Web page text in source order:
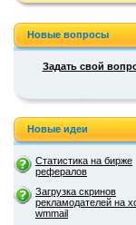
Новые вопросы
Задать свой
Новые идеи
Статистика на бирже
рефералов
Загрузка скринов
рекламодателей на
wmmail